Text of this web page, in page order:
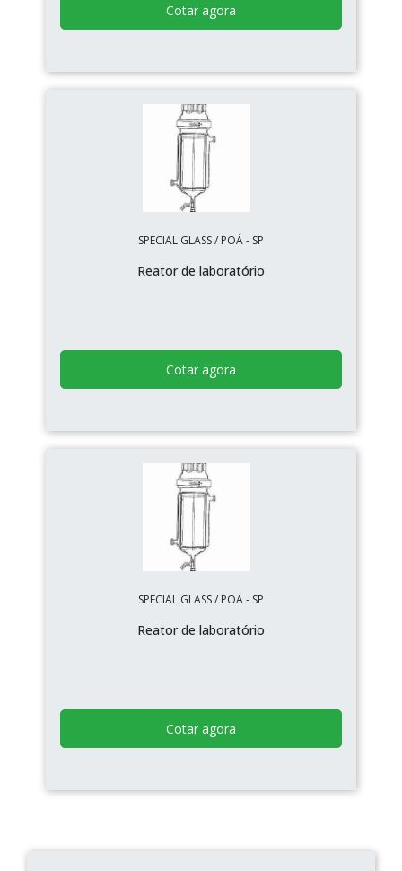
Cotar agora
SPECIAL GLASS / POÁ - SP
Reator de laboratório
Cotar agora
SPECIAL GLASS / POÁ - SP
Reator de laboratório
Cotar agora